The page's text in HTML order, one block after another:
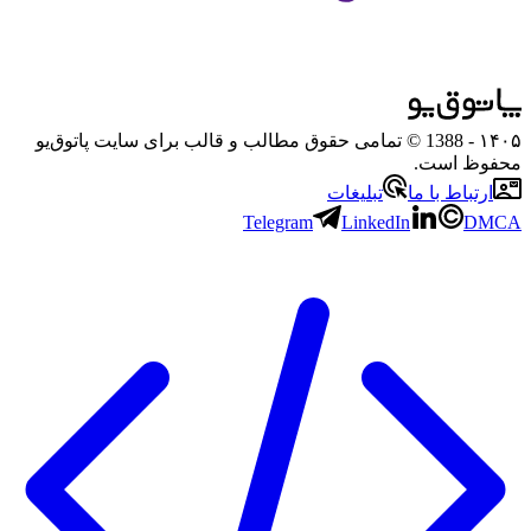
۱۴۰۵
- 1388 © تمامی حقوق مطالب و قالب برای سایت پاتوق‌یو
محفوظ است.
ارتباط با ما
تبلیغات
Telegram
LinkedIn DMCA